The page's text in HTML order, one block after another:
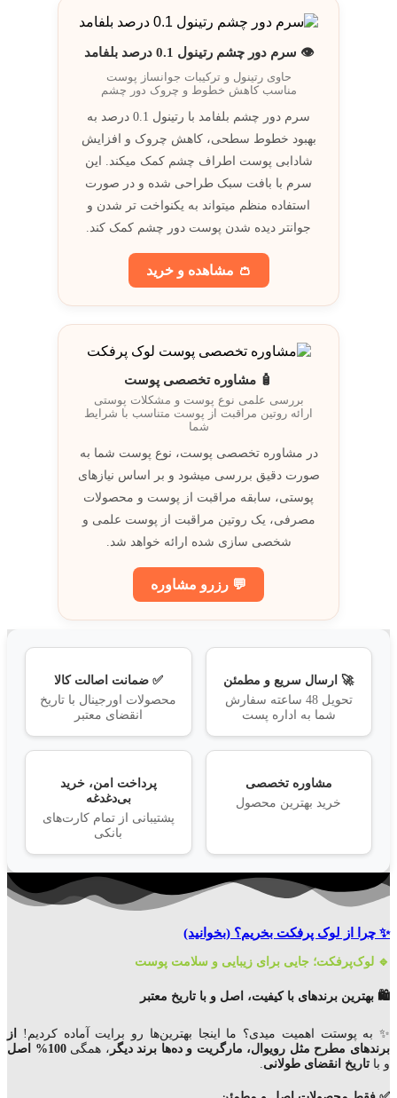
👁️ سرم دور چشم رتینول 0.1 درصد بلفامد
حاوی رتینول و ترکيبات جوانساز پوست
مناسب کاهش خطوط و چروک دور چشم
سرم دور چشم بلفامد با رتینول 0.1 درصد به
بهبود خطوط سطحی، کاهش چروک و افزایش
شادابی پوست اطراف چشم کمک میکند. اين
سرم با بافت سبک طراحی شده و در صورت
استفاده منظم ميتواند به يکنواخت تر شدن و
جوانتر ديده شدن پوست دور چشم کمک کند.
👛 مشاهده و خريد
🧴 مشاوره تخصصی پوست
بررسی علمی نوع پوست و مشکلات پوستی
ارائه روتين مراقبت از پوست متناسب با شرايط
شما
در مشاوره تخصصی پوست، نوع پوست شما به
صورت دقيق بررسی ميشود و بر اساس نيازهای
پوستی، سابقه مراقبت از پوست و محصولات
مصرفی، يک روتين مراقبت از پوست علمی و
شخصی سازی شده ارائه خواهد شد.
💬 رزرو مشاوره
🚀 ارسال سریع و مطمئن
تحویل 48 ساعته سفارش
شما به اداره پست
✅ ضمانت اصالت کالا
محصولات اورجینال با تاریخ
انقضای معتبر
مشاوره تخصصی
خرید بهترین محصول
پرداخت امن، خرید
بی‌دغدغه
پشتیبانی از تمام کارت‌های
بانکی
✨ چرا از لوک پرفکت بخریم؟ (بخوانید)
🔹 لوک‌پرفکت؛ جایی برای زیبایی و سلامت پوست
🛍️ بهترین برندهای با کیفیت، اصل و با تاریخ معتبر
✨ به پوستت اهمیت میدی؟ ما اینجا بهترین‌ها رو برایت آماده کردیم!
از
برندهای مطرح مثل رویوال، مارگریت و ده‌ها برند دیگر ، همگی100% اصل
و با تاریخ انقضای طولانی.